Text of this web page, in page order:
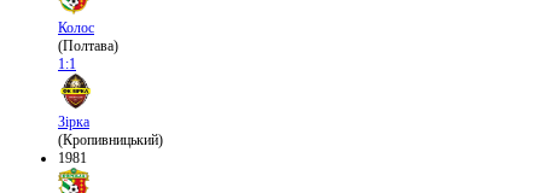
Колос
(Полтава)
1:1
Зірка
(Кропивницький)
1981